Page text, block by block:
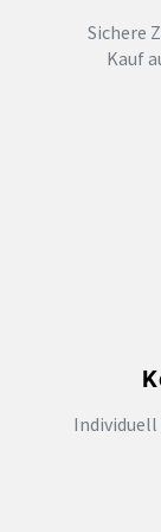
Sichere
Kauf
Individuell